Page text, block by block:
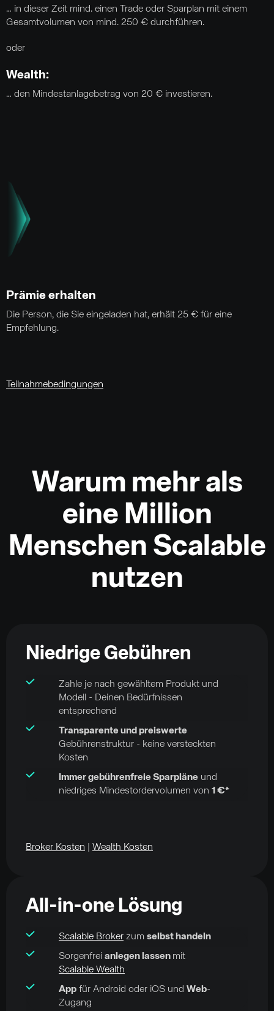
… in dieser Zeit mind. einen Trade oder Sparplan mit einem
Gesamtvolumen von mind. 250 € durchführen.
oder
Wealth:
… den Mindestanlagebetrag von 20 € investieren.
Prämie erhalten
Die Person, die Sie eingeladen hat, erhält 25 € für eine
Empfehlung.
Teilnahmebedingungen
Warum mehr als
eine Million
Menschen Scalable
nutzen
Niedrige Gebühren
Zahle je nach gewähltem Produkt und
Modell - Deinen Bedürfnissen
entsprechend
Transparente und preiswerte
Gebührenstruktur - keine versteckten
Kosten
Immer gebührenfreie Sparpläne und
niedriges Mindestordervolumen von 1 €*
Broker Kosten Wealth Kosten
All-in-one Lösung
Scalable Broker zum selbst handeln
Sorgenfrei anlegen lassen mit
Scalable Wealth
App für Android oder iOS und Web-
Zugang